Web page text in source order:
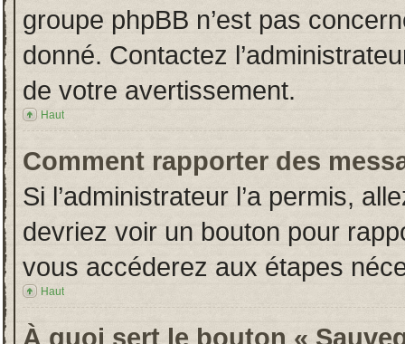
groupe phpBB n’est pas
donné. Contactez
de votre avertissement.
Haut
Comment rapporter des
Si l’administrateur l’a permis,
devriez voir un bouton pour
vous accéderez aux étapes
Haut
À quoi sert le bouton «